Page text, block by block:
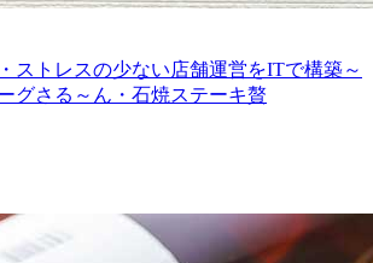
ストレスの少ない店舗運営をITで構築～
グさる～ん・石焼ステーキ贅